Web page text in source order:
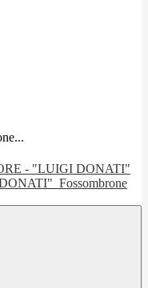
Fossombrone